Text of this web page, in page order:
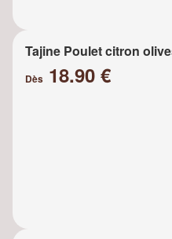
Tajine Poulet citron
Dès 18.90 €